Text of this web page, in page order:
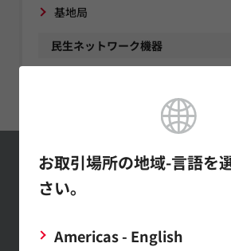
お取引場所の地域-言語を
さい。
Americas - English
基地局
民生ネットワーク機器
お問い合わせ